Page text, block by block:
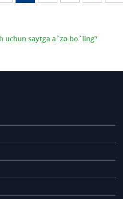
uchun saytga a`zo bo`ling"